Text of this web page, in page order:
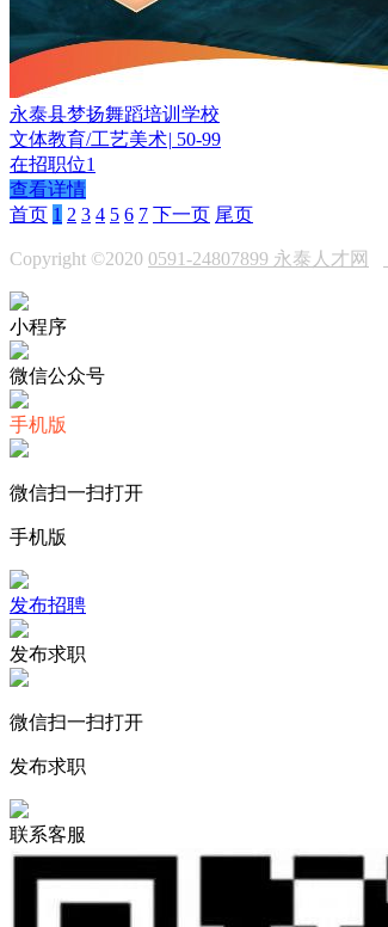
永泰县梦扬舞蹈培训学校
文体教育/工艺美术| 50-99
在招职位1
查看详情
首页 1 2 3 4 5 6 7 下一页 尾页
Copyright ©2020 0591-24807899 永泰人才网
小程序
微信公众号
手机版
微信扫一扫打开
手机版
发布招聘
发布求职
微信扫一扫打开
发布求职
联系客服